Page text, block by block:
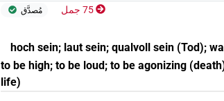
75 جمل مُصدَّق
hoch sein; laut sein; qualvoll sein (Tod);
to be high; to be loud; to be agonizing
life)